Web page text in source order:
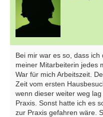
Bei mir war es so, dass
meiner Mitarbeiterin jedes
War für mich Arbeitszeit.
Zeit vom ersten
wenn dieser weiter weg
Praxis. Sonst hatte ich es
zur Praxis gefahren wäre.